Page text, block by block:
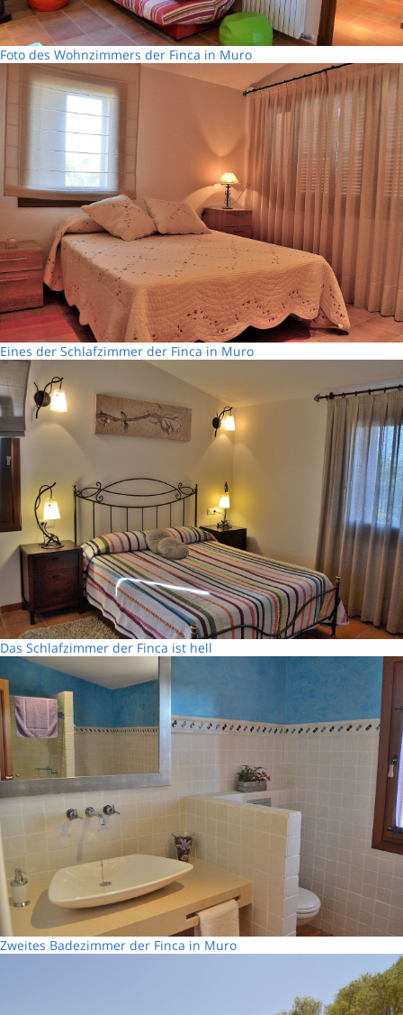
Foto des Wohnzimmers der Finca in Muro
Eines der Schlafzimmer der Finca in Muro
Das Schlafzimmer der Finca ist hell
Zweites Badezimmer der Finca in Muro